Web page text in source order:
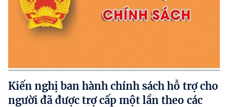
Kiến nghị ban hành chính sách hỗ trợ cho
người đã được trợ cấp một lần theo các